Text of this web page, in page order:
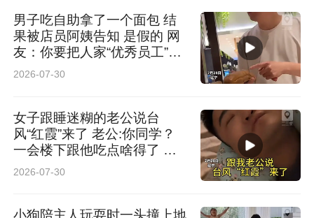
男子吃自助拿了一个面包 结
果被店员阿姨告知 是假的 网
友：你要把人家“优秀员工”拿
走啊
2026-07-30
女子跟睡迷糊的老公说台
风“红霞”来了 老公:你同学？
一会楼下跟他吃点啥得了 网
友：这名儿起的也太东北了
2026-07-30
小狗陪主人玩耍时一头撞上地